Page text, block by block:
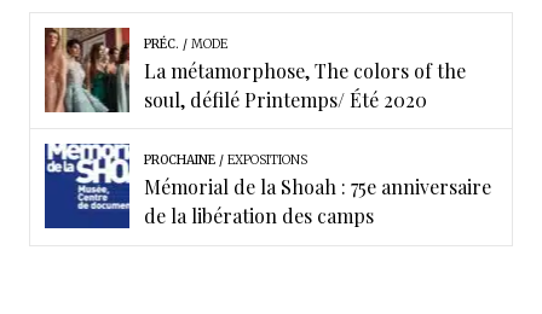
PRÉC. MODE
La métamorphose, The colors of the
soul, défilé Printemps/ Été 2020
PROCHAINE EXPOSITIONS
Mémorial de la Shoah : 75e anniversaire
de la libération des camps